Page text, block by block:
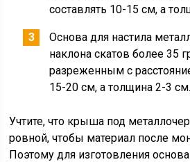
составлять 10-15 см, а
Основа для настила
наклона скатов более 35
разреженным с
15-20 см, а толщина 2-3 см.
Учтите, что крыша под
ровной, чтобы материал после
Поэтому для изготовления